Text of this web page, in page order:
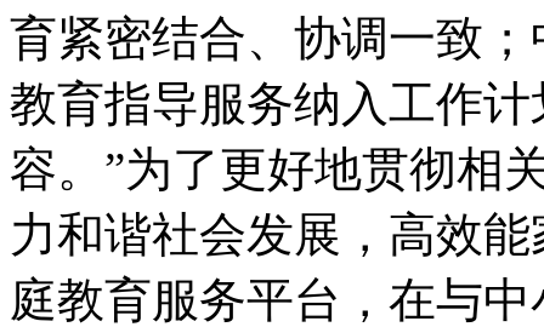
育紧密结合、协调一致
教育指导服务纳入工作
容。”为了更好地贯彻相
力和谐社会发展，高效
庭教育服务平台，在与